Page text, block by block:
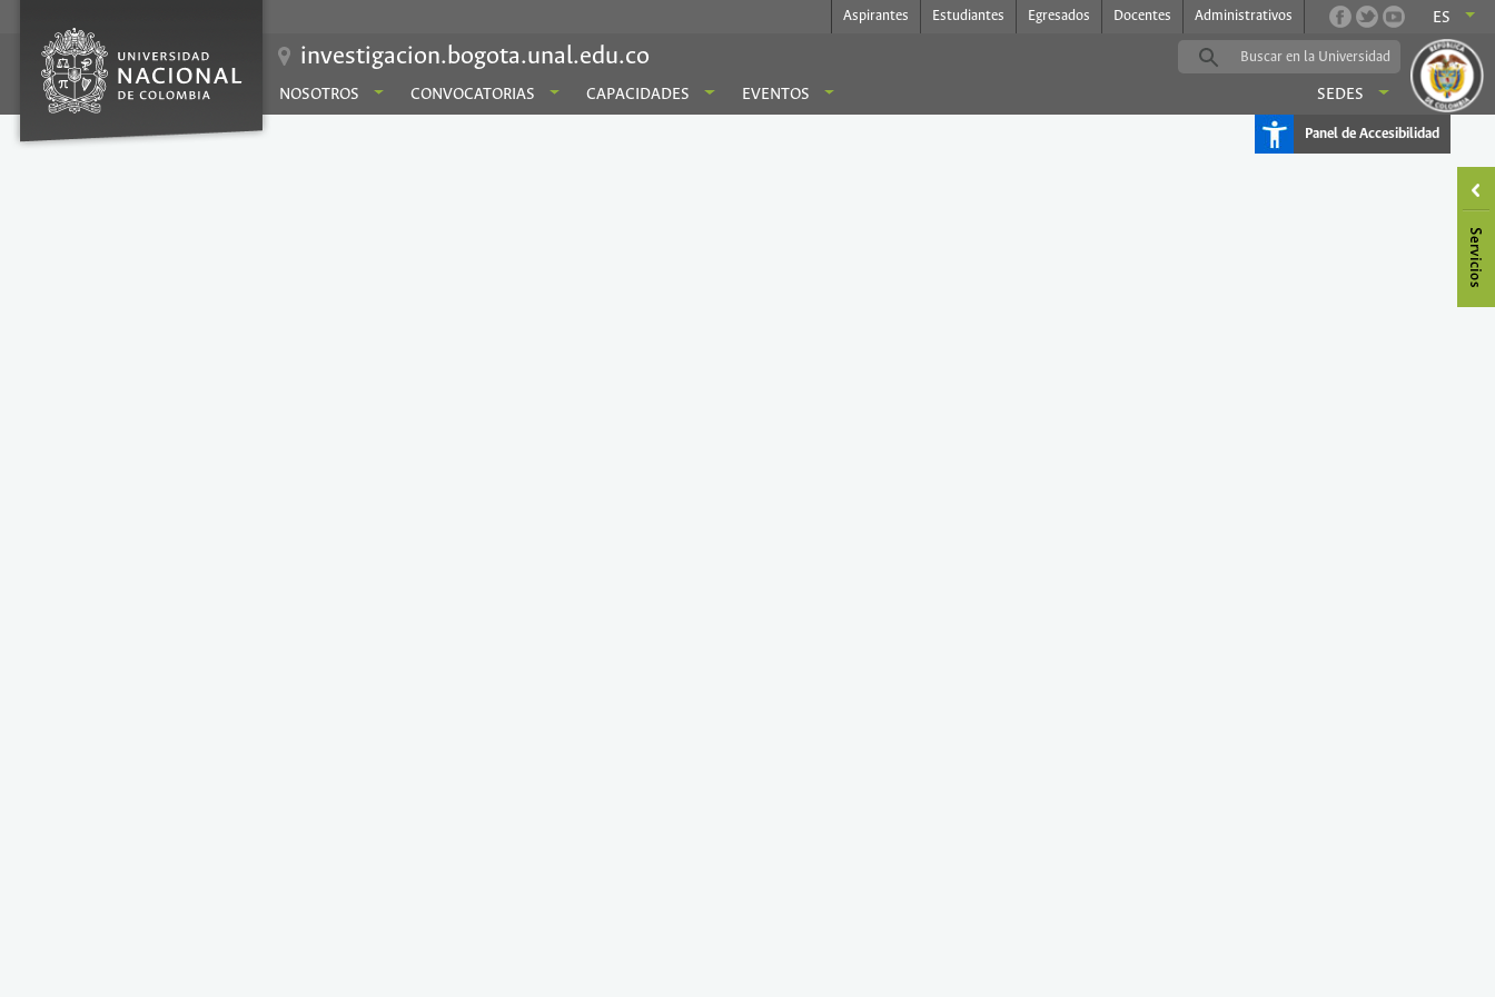
Aspirantes Estudiantes Egresados Docentes Administrativos ES
investigacion.bogota.unal.edu.co
NOSOTROS CONVOCATORIAS CAPACIDADES EVENTOS SEDES
Panel de Accesibilidad